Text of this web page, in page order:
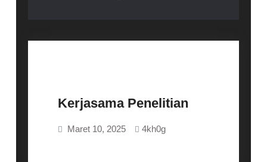
Kerjasama Penelitian
Maret 10, 2025 4kh0g